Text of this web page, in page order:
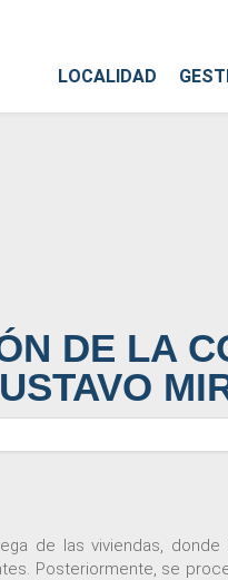
LOCALIDAD
DE LA
de las viviendas,
Posteriormente, se